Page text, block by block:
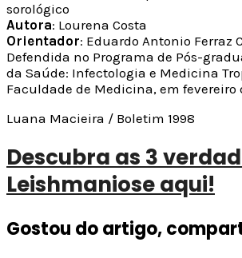
sorológico
Autora: Lourena Costa
Orientador: Eduardo Antonio Ferraz
Defendida no Programa de Pós-
da Saúde: Infectologia e Medicina
Faculdade de Medicina, em fevereiro
Luana Macieira / Boletim 1998
Descubra as 3
Leishmaniose aqui!
Gostou do artigo,